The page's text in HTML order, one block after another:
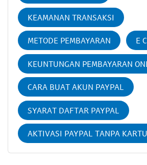
KEAMANAN TRANSAKSI
METODE PEMBAYARAN E
KEUNTUNGAN PEMBAYARAN
CARA BUAT AKUN PAYPAL
SYARAT DAFTAR PAYPAL
AKTIVASI PAYPAL TANPA